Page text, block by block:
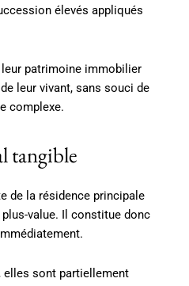
élevés appliqués
patrimoine immobilier
leur vivant, sans souci de
complexe.
tangible
de la résidence principale
value. Il constitue donc
elles sont partiellement